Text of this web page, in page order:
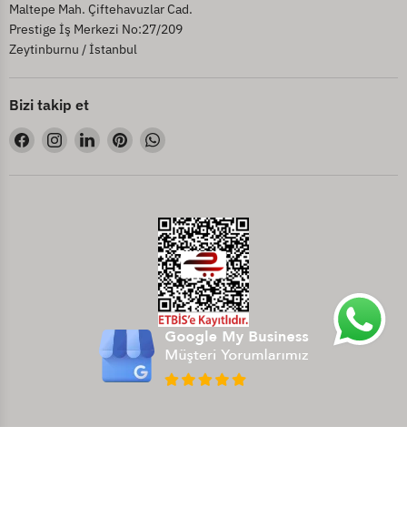
Maltepe Mah. Çiftehavuzlar Cad.
Prestige İş Merkezi No:27/209
Zeytinburnu / İstanbul
Bizi takip et
Bizi
Facebook&#39;de
bul
Bizi
Instagram&#39;de
bul
Bizi
LinkedIn&#39;de
bul
Bizi
Pinterest&#39;de
bul
Bizi
bul